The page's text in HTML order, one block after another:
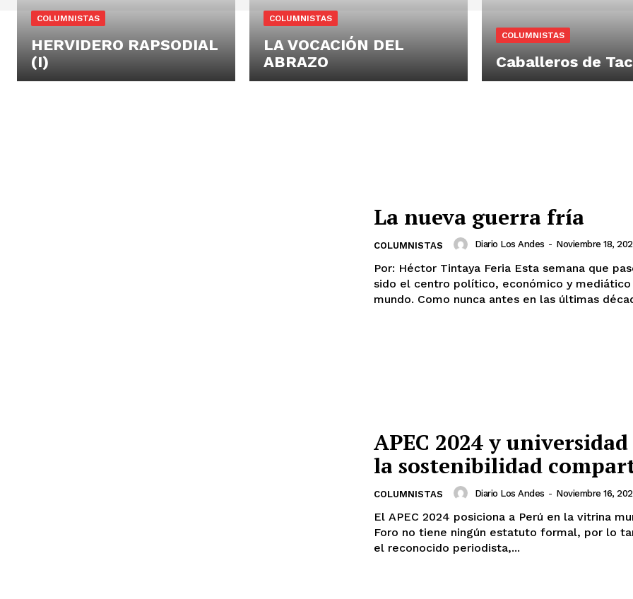
COLUMNISTAS
HERVIDERO RAPSODIAL
(I)
COLUMNISTAS
LA VOCACIÓN DEL
ABRAZO
COLUMNISTAS
Caballeros de
La nueva guerra fría
COLUMNISTAS Diario Los Andes - Noviembre 18,
Por: Héctor Tintaya Feria Esta semana que pasó hemos
sido el centro político, económico y
mundo. Como nunca antes en las últimas
APEC 2024 y
la sostenibilidad
COLUMNISTAS Diario Los Andes - Noviembre 16,
El APEC 2024 posiciona a Perú en la vitrina
Foro no tiene ningún estatuto formal, por lo
el reconocido periodista,...